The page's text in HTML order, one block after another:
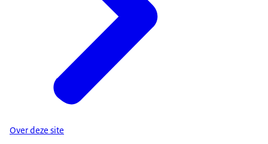
Over deze site